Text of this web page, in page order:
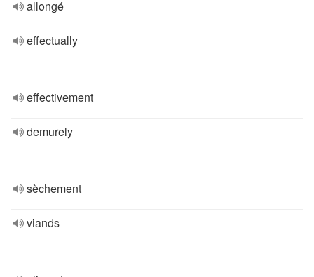
allongé
effectually
effectivement
demurely
sèchement
viands